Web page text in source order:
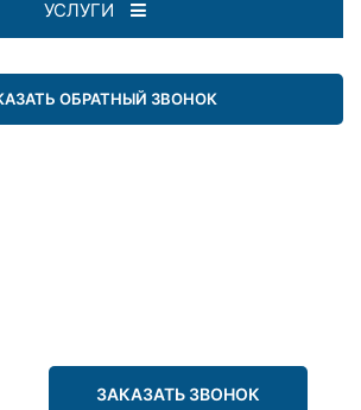
УСЛУГИ
ОБРАТНЫЙ ЗВОНОК
ЗАКАЗАТЬ ЗВОНОК